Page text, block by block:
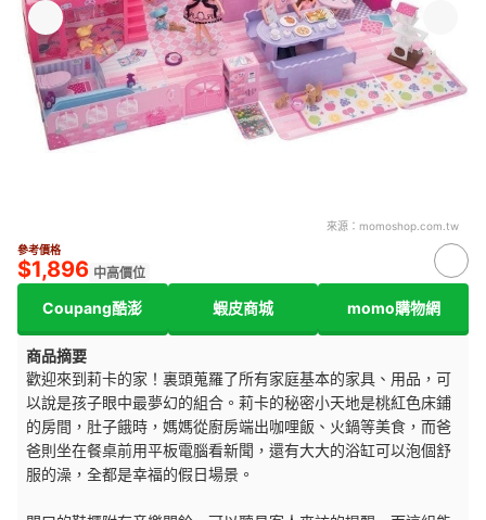
來源： momoshop.com.tw
參考價格
$1,896 中高價位
Coupang酷澎 蝦皮商城 momo購物網
商品摘要
歡迎來到莉卡的家！裏頭蒐羅了所有家庭基本的家具、用品，可
以說是孩子眼中最夢幻的組合。莉卡的秘密小天地是桃紅色床鋪
的房間，肚子餓時，媽媽從廚房端出咖哩飯、火鍋等美食，而爸
爸則坐在餐桌前用平板電腦看新聞，還有大大的浴缸可以泡個舒
服的澡，全都是幸福的假日場景。